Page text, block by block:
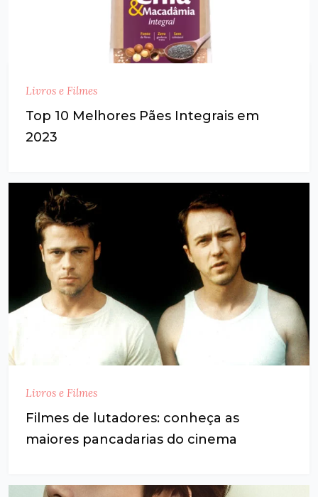
Livros e Filmes
Top 10 Melhores Pães Integrais em
2023
Livros e Filmes
Filmes de lutadores: conheça as
maiores pancadarias do cinema